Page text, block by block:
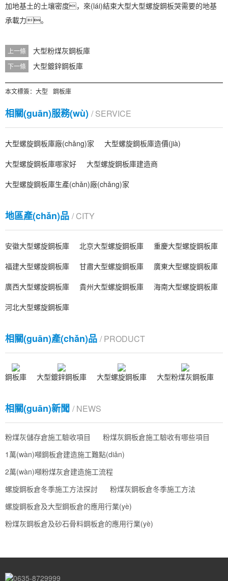
加地基土的土壤密度，來(lái)結束大型大型螺旋鋼板哭需要的地基
承載力。
上一條 大型粉煤灰鋼板庫
下一條 大型鍍鋅鋼板庫
本文標簽： 大型 鋼板庫
相關(guān)服務(wù) / SERVICE
大型螺旋鋼板庫廠(chǎng)家
大型螺旋鋼板庫造價(jià)
大型螺旋鋼板庫哪家好
大型螺旋鋼板庫建造商
大型螺旋鋼板庫生產(chǎn)廠(chǎng)家
地區產(chǎn)品 / CITY
安徽大型螺旋鋼板庫 北京大型螺旋鋼板庫
重慶大型螺旋鋼板庫
福建大型螺旋鋼板庫
甘肅大型螺旋鋼板庫
廣東大型螺旋鋼板庫
廣西大型螺旋鋼板庫
貴州大型螺旋鋼板庫
海南大型螺旋鋼板庫
河北大型螺旋鋼板庫
相關(guān)產(chǎn)品 / PRODUCT
鋼板庫 大型鍍鋅鋼板庫 大型螺旋鋼板庫 大型粉煤灰鋼板庫
相關(guān)新聞 / NEWS
粉煤灰儲存倉施工驗收項目
粉煤灰鋼板倉施工驗收有哪些項目
1萬(wàn)噸鋼板倉建造施工難點(diǎn)
2萬(wàn)噸粉煤灰倉建造施工流程
螺旋鋼板倉冬季施工方法探討
粉煤灰鋼板倉冬季施工方法
螺旋鋼板倉及大型鋼板倉的應用行業(yè)
粉煤灰鋼板倉及砂石骨料鋼板倉的應用行業(yè)
0635-8729999